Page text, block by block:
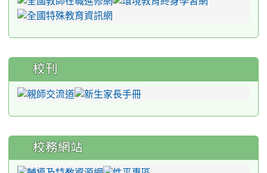
校刊
校務網站